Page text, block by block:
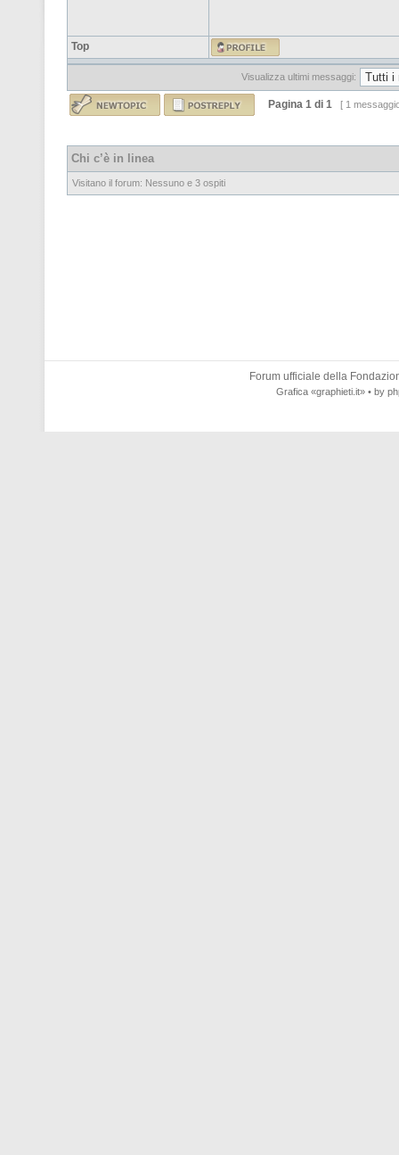
Top
Visualizza ultimi messaggi:
Pagina 1 di 1 [ 1
Chi c’è in linea
Visitano il forum: Nessuno e 3 ospiti
Forum ufficiale della
Grafica «graphieti.it» • by